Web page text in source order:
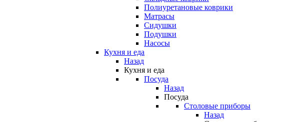
Полиуретановые коврики
Матрасы
Сидушки
Подушки
Насосы
Кухня и еда
Назад
Кухня и еда
Посуда
Назад
Посуда
Столовые приборы
Назад